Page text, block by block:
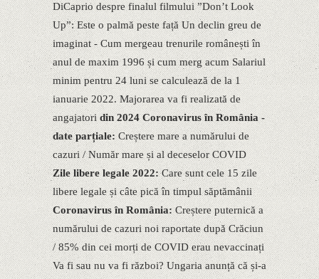
DiCaprio despre finalul filmului ”Donʼt Look
Up”: Este o palmă peste față Un declin greu de
imaginat - Cum mergeau trenurile românești în
anul de maxim 1996 și cum merg acum Salariul
minim pentru 24 luni se calculează de la 1
ianuarie 2022. Majorarea va fi realizată de
angajatoridin 2024 Coronavirus în România -
date parțiale:Creștere mare a numărului de
cazuri / Număr mare și al deceselor COVID
Zile libere legale 2022:Care sunt cele 15 zile
libere legale și câte pică în timpul săptămânii
Coronavirus în România:Creștere puternică a
numărului de cazuri noi raportate după Crăciun
/ 85% din cei morți de COVID erau nevaccinați
Va fi sau nu va fi război? Ungaria anunță că și-a